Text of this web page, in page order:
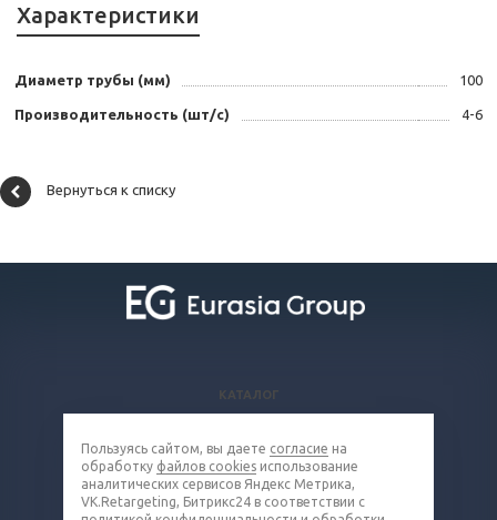
Характеристики
Диаметр трубы (мм) 100
Производительность (шт/с) 4-6
Вернуться к списку
КАТАЛОГ
КОМПАНИЯ
КОНТАКТЫ
Пользуясь сайтом, вы даете согласие на
обработку файлов cookies использование
аналитических сервисов Яндекс Метрика,
VK.Retargeting, Битрикс24 в соответствии с